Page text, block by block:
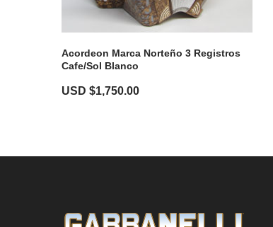
Acordeon Marca Norteño 3 Registros
Cafe/Sol Blanco
USD $1,750.00